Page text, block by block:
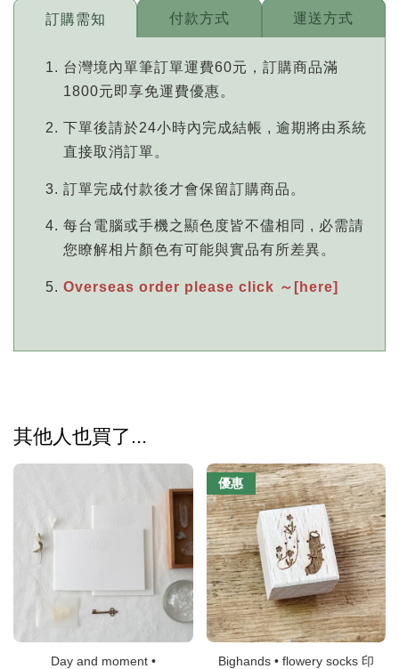
訂購需知
台灣境內單筆訂單運費60元，訂購商品滿
1800元即享免運費優惠。
下單後請於24小時內完成結帳 , 逾期將由系統
直接取消訂單。
訂單完成付款後才會保留訂購商品。
每台電腦或手機之顯色度皆不儘相同 , 必需請
您瞭解相片顏色有可能與實品有所差異。
Overseas order please click ～[here]
付款方式 運送方式
其他人也買了...
Day and moment •
優惠
Bighands • flowery socks 印